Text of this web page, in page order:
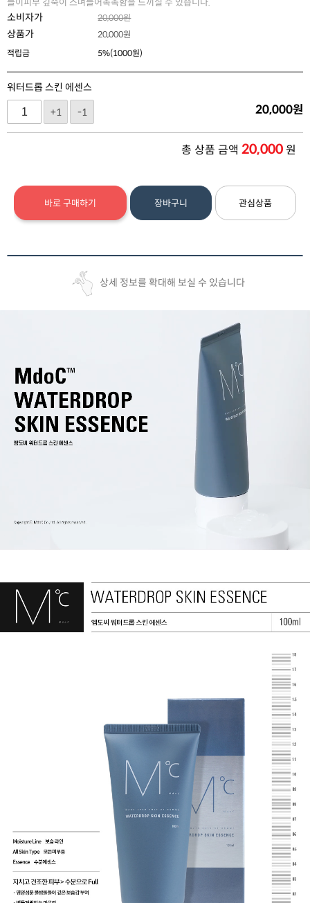
들이피부 깊숙이 스며들어촉촉함을 느끼실 수 있습니다.
소비자가 20,000원
상품가 20,000원
적립금
5%(1000원)
워터드롭 스킨 에센스
+1
-1 20,000원
총 상품 금액 20,000원
바로 구매하기 장바구니 관심상품
상세 정보를 확대해 보실 수 있습니다